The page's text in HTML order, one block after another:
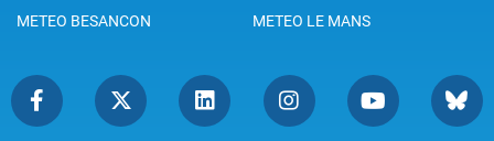
METEO BESANCON
METEO LE MANS